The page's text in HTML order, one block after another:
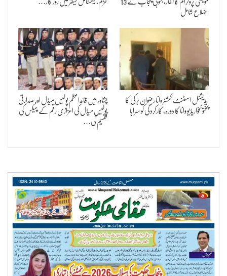
مویشی پروگرام کا آغاز، جنوبی پنجاب کے 13
اضلاع شامل
عزم، ٹیکسٹائل سیکٹر میں روز گار…
ایڈیشنل اسسٹنٹ کمشنر وانا رضوان برکی کا
پختونخواریڈیو وانا کا دورہ، کارکردگی کو سراہا
پشاور میں قائداعظم پولیس میڈل اور صدارتی
پولیس میڈل کی اعزازی رقم کے چیکس کی
تقسیم کی…